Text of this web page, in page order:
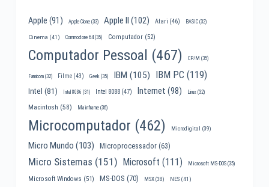
Apple (91) Apple Clone(33) Apple II (102) Atari (46) BASIC(32)
Cinema (41) Commodore 64(35) Computador(52)
Computador Pessoal (467) CP/M (35)
Famicom(32) Filme(43) Geek(35) IBM (105) IBM PC (119)
Intel (81) Intel 8086 (31) Intel 8088(47) Internet (98) Linux(32)
Macintosh (58) Mainframe(36)
Microcomputador (462) Microdigital (39)
Micro Mundo (103) Microprocessador(63)
Micro Sistemas (151) Microsoft (111) Microsoft MS-DOS(35)
Microsoft Windows (51) MS-DOS (70) MSX(38) NES(41)